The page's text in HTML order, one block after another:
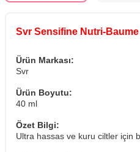
Svr Sensifine Nutri-Baume
Ürün Markası:
Svr
Ürün Boyutu:
40 ml
Özet Bilgi:
Ultra hassas ve kuru ciltler için